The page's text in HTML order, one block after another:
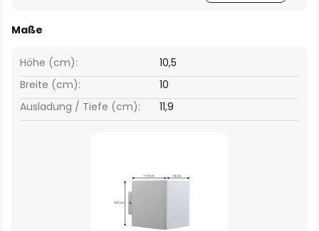
Maße
Breite (cm): 10
Höhe (cm): 10,5
Ausladung / Tiefe (cm): 11,9